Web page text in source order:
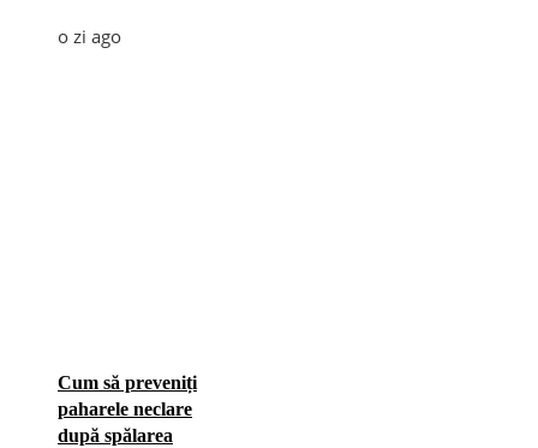
o zi ago
Cum să preveniți
paharele neclare
după spălarea